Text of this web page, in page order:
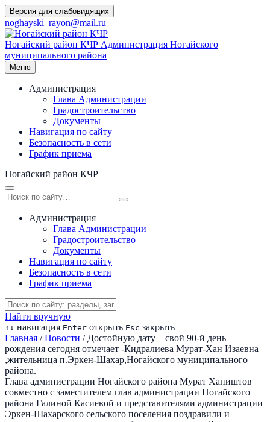
Перейти
к
содержимому
Версия для слабовидящих
noghayski_rayon@mail.ru
Ногайский район КЧР Администрация Ногайского
муниципального района
Меню
Администрация
Глава Администрации
Градостроительство
Документы
Навигация по сайту
Безопасность в сети
График приема
Ногайский район КЧР
Администрация
Глава Администрации
Градостроительство
Документы
Навигация по сайту
Безопасность в сети
График приема
Найти вручную
↑ ↓ навигация Enter открыть Esc закрыть
Главная / Новости / Достойную дату – свой 90-й день
рождения сегодня отмечает -Кидралиева Мурат-Хан Изаевна
,жительница п.Эркен-Шахар,Ногайского муниципального
района.
Глава администрации Ногайского района Мурат Хапиштов
совместно с заместителем глав администрации Ногайского
района Галиной Касиевой и представителями администрации
Эркен-Шахарского сельского поселения поздравили и